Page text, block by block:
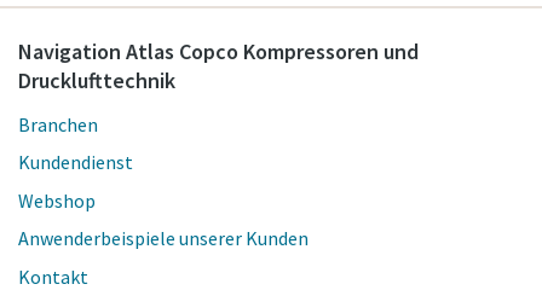
Navigation Atlas Copco Kompressoren und
Drucklufttechnik
Branchen
Kundendienst
Webshop
Anwenderbeispiele unserer Kunden
Kontakt